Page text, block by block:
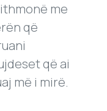
me
që
që ai
më i mirë.